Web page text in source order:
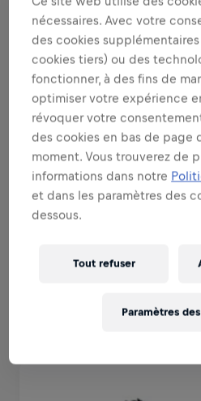
Les reponsabilités que
Tout afficher
SOYEZ UN
MARQUE ET DE
PARFAITE EXECUTION
SOYEZ UN EXPERT DES
nécessaires. Avec votre
des cookies
cookies tiers) ou des
fonctionner, à des fins de
optimiser votre expérience
révoquer votre
des cookies en bas de page
moment. Vous trouverez de
informations dans notre
et dans les paramètres des
dessous.
Tout refuser
Paramètres